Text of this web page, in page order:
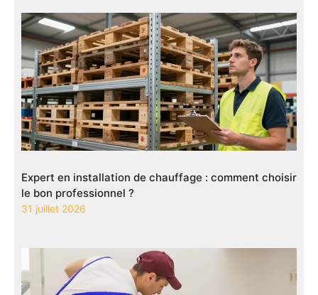
Expert en installation de chauffage : comment choisir
le bon professionnel ?
31 juillet 2026